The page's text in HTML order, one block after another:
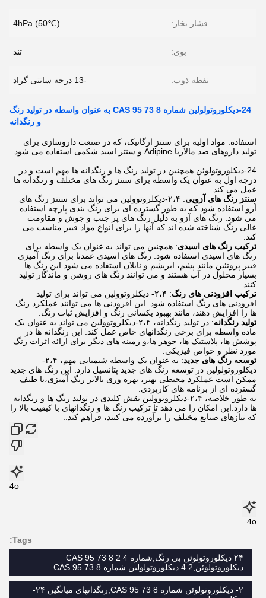
فشار بخار: 4hPa (50℃)
بوی: تند
نقطه ذوب: -13 درجه سانتی گراد
24-دیکلوروتولولین شماره CAS 95 73 8 به عنوان واسطه در تولید رنگ
و رنگدانه
استفاده: مواد اولیه برای سنتز ارگانیک، که در صنعت داروسازی برای
تولید داروهای ضد مالاریا Adipine و سنتز اسید شکمی استفاده می شود.
24-دیکلوروتولوئن همچنین در تولید رنگ ها و رنگدانه ها مهم است و در
درجه اول به عنوان یک واسطه برای سنتز رنگ های مختلف و رنگدانه ها
عمل می کند.
سنتز رنگ های آزویی
: ۲،۴-دیکلروتوولین می تواند برای سنتز رنگ های
آزو استفاده شود که به طور گسترده ای برای رنگ بندی پارچه استفاده
می شود. رنگ های آزو به دلیل رنگ های پر جنب و جوش و مقاومت
عالی رنگ شناخته شده اند.که آنها را برای انواع مواد فیبر مناسب می
کند.
ترکیب رنگ های اسیدی: همچنین می تواند به عنوان یک واسطه برای
رنگ های اسیدی استفاده شود. رنگ های اسیدی عمدتا برای رنگ آمیزی
فیبر پروتئین مانند پشم، ابریشم و نایلان استفاده می شود.این رنگ ها
بسیار محلول در آب هستند و می توانند رنگ های روشن و ماندگار تولید
کنند.
ترکیب افزودنی های رنگ
: ۲،۴- دیکلروتوولین می تواند برای تولید
افزودنی های رنگ استفاده شود. این افزودنی ها می توانند عملکرد رنگ
ها را افزایش دهند، مانند بهبود یکسانی رنگ و افزایش ثبات رنگ.
تولید رنگدانه
: در تولید رنگدانه، ۲،۴-دیکلروتوولین می تواند به عنوان یک
ماده واسطه برای برخی رنگدانهای خاص عمل کند. این رنگدانه ها در
پوشش ها، پلاستیک ها، جوهر ها،و زمینه های دیگر برای ارائه اثرات رنگ
مورد نظر و خواص فیزیکی.
توسعه رنگ های جدید
: به عنوان یک واسطه شیمیایی مهم، ۲،۴-
دیکلوروتولولین در توسعه رنگ های جدید پتانسیل دارد. این رنگ های جدید
ممکن است عملکرد محیطی بهتر، بهره وری بالاتر رنگ آمیزی،یا طیف
گسترده ای از برنامه های کاربردی.
به طور خلاصه، ۲،۴-دیکلروتوولین نقش کلیدی در تولید رنگ ها و رنگدانه
ها دارد.این امکان را می دهد تا ترکیب رنگ ها و رنگدانهای با کیفیت بالا را
که نیازهای صنایع مختلف را برآورده می کنند، فراهم کند..
4o
4o
Tags:
۲۴ دیکلوروتولوئن بی رنگ,شماره CAS 95 73 8 2 4
دیکلوروتولوئن,2 4 دیکلوروتولولین شماره CAS 95 73 8
۲- دیکلوروتولوئن شماره CAS 95 73 8,رنگدانهای میانگین ۲۴-